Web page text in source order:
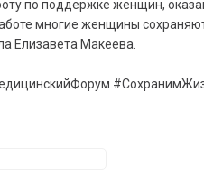
по поддержке женщин,
многие женщины
Елизавета Макеева.